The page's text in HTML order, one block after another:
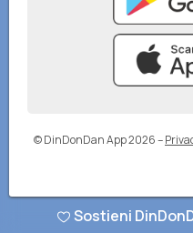
© DinDonDan App 2026–
Sostieni